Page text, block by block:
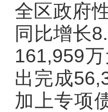
全区政府
同比增长
161,959
出完成
加上专项